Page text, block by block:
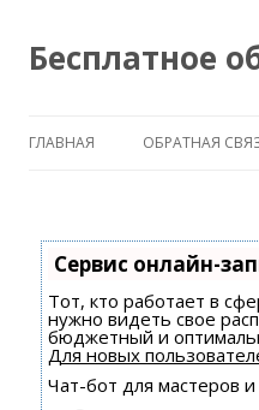
Бесплатное
ГЛАВНАЯ ОБРАТНАЯ
Сервис онлайн-
Тот, кто работает в
нужно видеть свое
бюджетный и
Для новых
Чат-бот для мастеров